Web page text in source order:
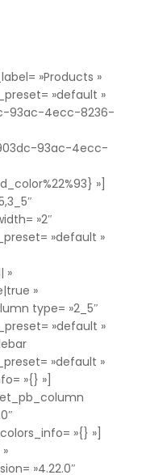
»Products »
»default »
93ac-4ecc-8236-
93ac-4ecc-
»]
»2″
»default »
»
»
type= »2_5″
»default »
»default »
»{} »]
»{} »]
»4.22.0″